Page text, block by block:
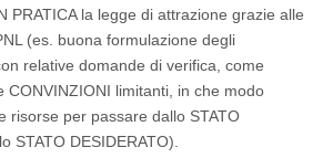
PRATICA la legge di attrazione grazie alle
(es. buona formulazione degli
relative domande di verifica, come
CONVINZIONI limitanti, in che modo
risorse per passare dallo STATO
STATO DESIDERATO).